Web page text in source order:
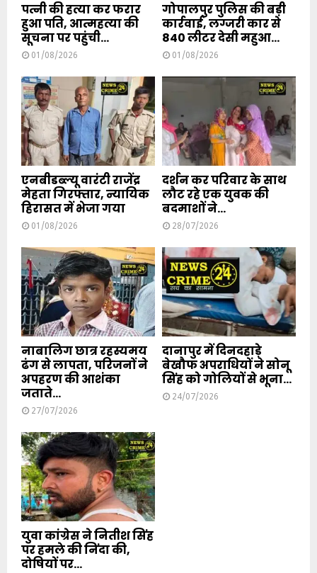
पत्नी की हत्या कर फरार
हुआ पति, आत्महत्या की
सूचना पर पहुंची...
01/08/2026
गोपालपुर पुलिस की बड़ी
कार्रवाई, लग्जरी कार से
840 लीटर देसी महुआ...
01/08/2026
एनबीडब्ल्यू वारंटी राजेंद्र
मेहता गिरफ्तार, न्यायिक
हिरासत में भेजा गया
01/08/2026
दर्शन कर परिवार के साथ
लौट रहे एक युवक की
बदमाशों ने...
28/07/2026
नाबालिग छात्र रहस्यमय
ढंग से लापता, परिजनों ने
अपहरण की आशंका
जताते...
27/07/2026
दानापुर में दिनदहाड़े
बेखौफ अपराधियों ने सोनू
सिंह को गोलियों से भूना...
24/07/2026
युवा कांग्रेस ने नितीश सिंह
पर हमले की निंदा की,
दोषियों पर...